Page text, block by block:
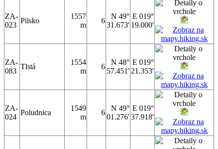
ZA-
023
Pilsko
1557
m
6
N 49°
31.673'
E 019°
19.000'
ZA-
083
Tlstá
1554
m
6
N 48°
57.451'
E 019°
21.353'
ZA-
024
Poludnica
1549
m
6
N 49°
01.276'
E 019°
37.918'